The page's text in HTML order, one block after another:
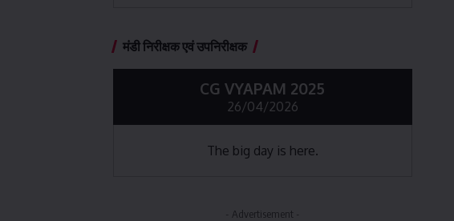
मंडी निरीक्षक एवं उपनिरीक्षक
CG VYAPAM 2025
26/04/2026
The big day is here.
- Advertisement -